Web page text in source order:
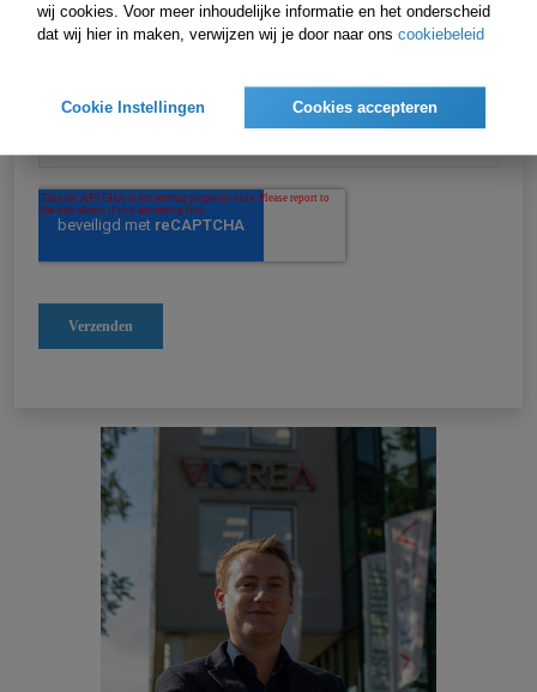
wij cookies. Voor meer inhoudelijke informatie en het onderscheid
dat wij hier in maken, verwijzen wij je door naar ons cookiebeleid
Cookie Instellingen Cookies accepteren